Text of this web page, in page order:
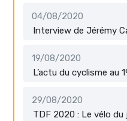
04/08/2020
Interview de Jérémy
19/08/2020
L’actu du cyclisme au
29/08/2020
TDF 2020 : Le vélo du